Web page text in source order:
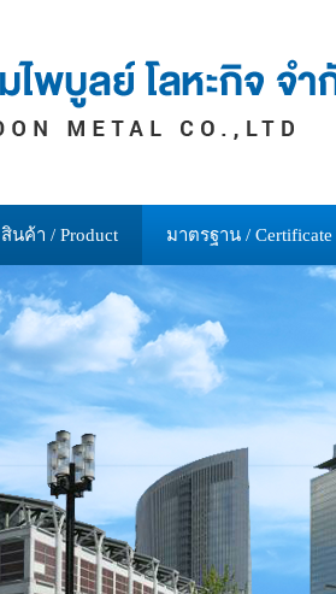
สินค้า / Product มาตรฐาน / Certificate